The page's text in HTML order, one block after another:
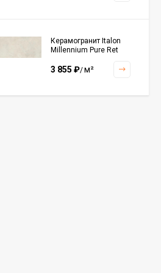
Керамогранит Italon
Millennium Pure Ret
3 855 ₽/м²